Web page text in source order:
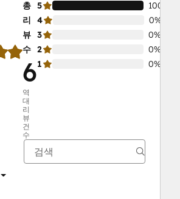
총
리
뷰
수
6
역
대
리
뷰
건
수
5
100%
4
0%
3
0%
2
0%
1
0%